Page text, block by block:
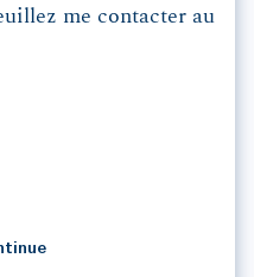
me contacter au